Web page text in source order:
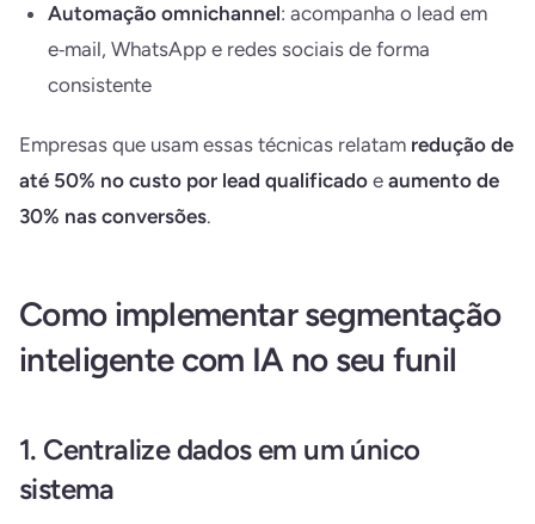
Automação omnichannel: acompanha o lead em
e‑mail, WhatsApp e redes sociais de forma
consistente
Empresas que usam essas técnicas relatam redução de
até 50% no custo por lead qualificado e aumento de
30% nas conversões.
Como implementar segmentação
inteligente com IA no seu funil
1. Centralize dados em um único
sistema